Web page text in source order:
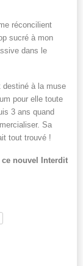
réconcilient
sucré à mon
dans le
destiné à la muse
pour elle toute
3 ans quand
Sa
tout trouvé !
ce nouvel Interdit